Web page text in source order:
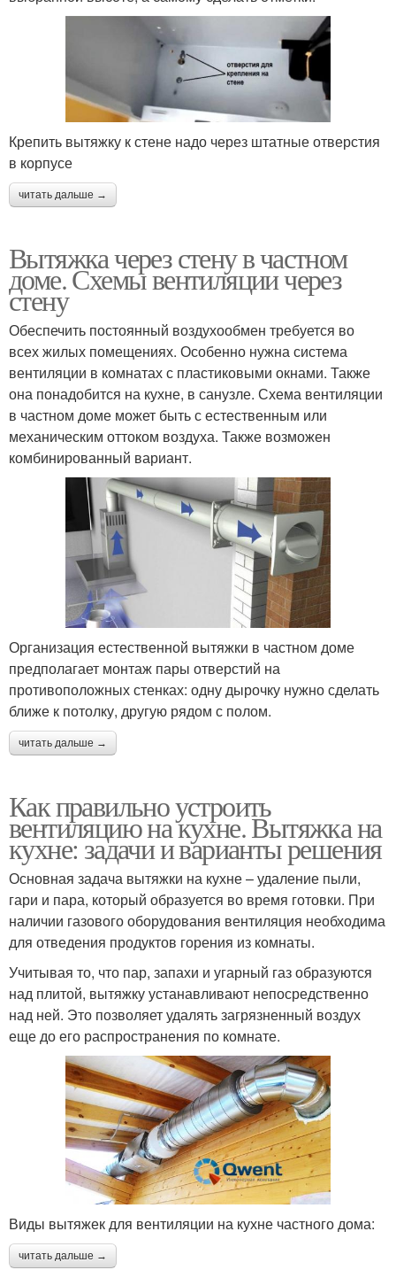
Крепить вытяжку к стене надо через штатные отверстия
в корпусе
читать дальше →
Вытяжка через стену в частном
доме. Схемы вентиляции через
стену
Обеспечить постоянный воздухообмен требуется во
всех жилых помещениях. Особенно нужна система
вентиляции в комнатах с пластиковыми окнами. Также
она понадобится на кухне, в санузле. Схема вентиляции
в частном доме может быть с естественным или
механическим оттоком воздуха. Также возможен
комбинированный вариант.
Организация естественной вытяжки в частном доме
предполагает монтаж пары отверстий на
противоположных стенках: одну дырочку нужно сделать
ближе к потолку, другую рядом с полом.
читать дальше →
Как правильно устроить
вентиляцию на кухне. Вытяжка на
кухне: задачи и варианты решения
Основная задача вытяжки на кухне – удаление пыли,
гари и пара, который образуется во время готовки. При
наличии газового оборудования вентиляция необходима
для отведения продуктов горения из комнаты.
Учитывая то, что пар, запахи и угарный газ образуются
над плитой, вытяжку устанавливают непосредственно
над ней. Это позволяет удалять загрязненный воздух
еще до его распространения по комнате.
Виды вытяжек для вентиляции на кухне частного дома:
читать дальше →